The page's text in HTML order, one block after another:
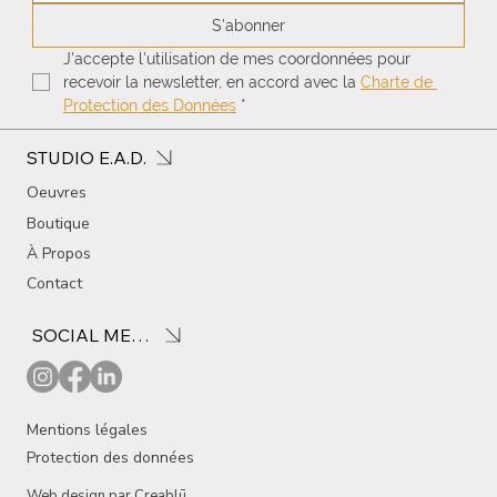
STUDIO E.A.D.
Oeuvres
Boutique
À Propos
Contact
S'abonner
J'accepte l'utilisation de mes coordonnées pour
recevoir la newsletter, en accord avec la Charte de
Protection des Données *
SOCIAL MEDIA
Mentions légales
Protection des données